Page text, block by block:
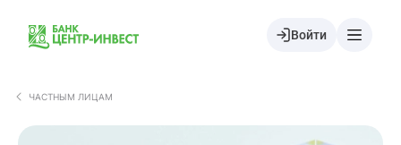
Войти
ЧАСТНЫМ ЛИЦАМ